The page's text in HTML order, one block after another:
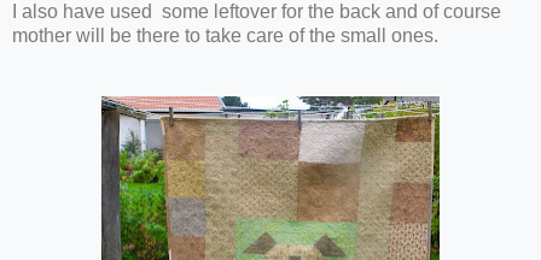
I also have used some leftover for the back and of course
mother will be there to take care of the small ones.